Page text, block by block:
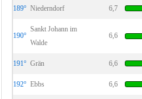
189° Niederndorf 6,7
190°
Sankt Johann im
Walde
6,6
191° Grän 6,6
192° Ebbs 6,6